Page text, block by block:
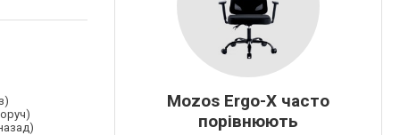
Mozos Ergo-X часто
порівнюють